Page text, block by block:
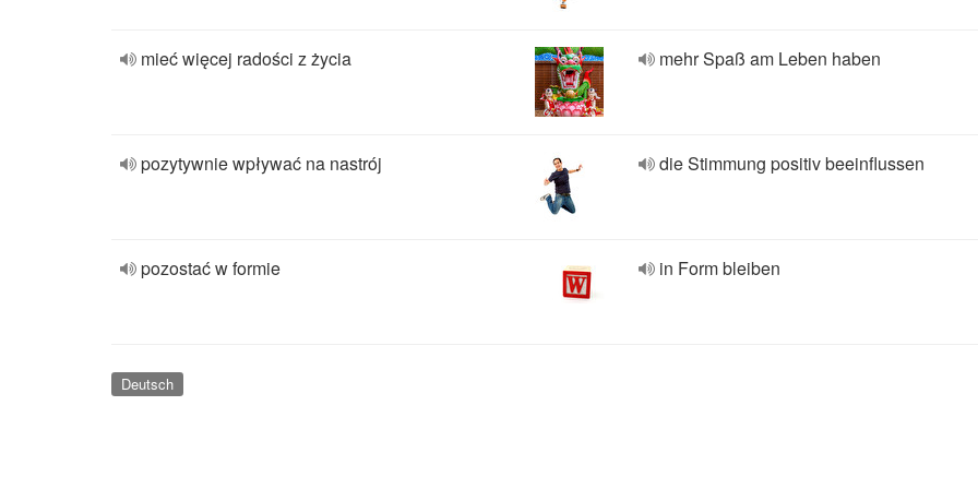
mieć więcej radości z życia mehr Spaß am Leben haben
pozytywnie wpływać na nastrój die Stimmung positiv beeinflussen
pozostać w formie in Form bleiben
Deutsch